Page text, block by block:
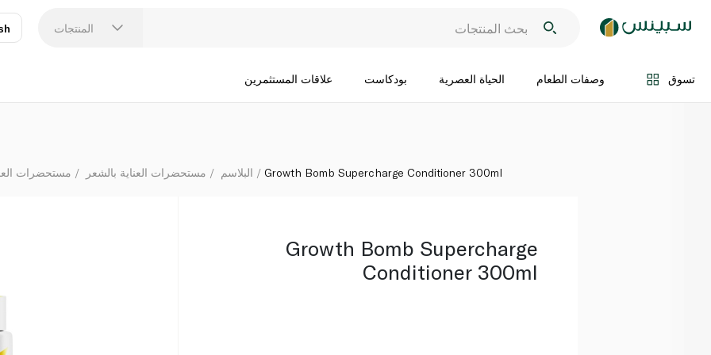
المنتجات
تسوق وصفات الطعام الحياة العصرية بودكاست علاقات المستثمرين
اضف الى السلة
مستحضرات مستحضرات العناية بالشعر البلاسم Growth Bomb Supercharge Conditioner 300ml
Growth Bomb Supercharge
Conditioner 300ml